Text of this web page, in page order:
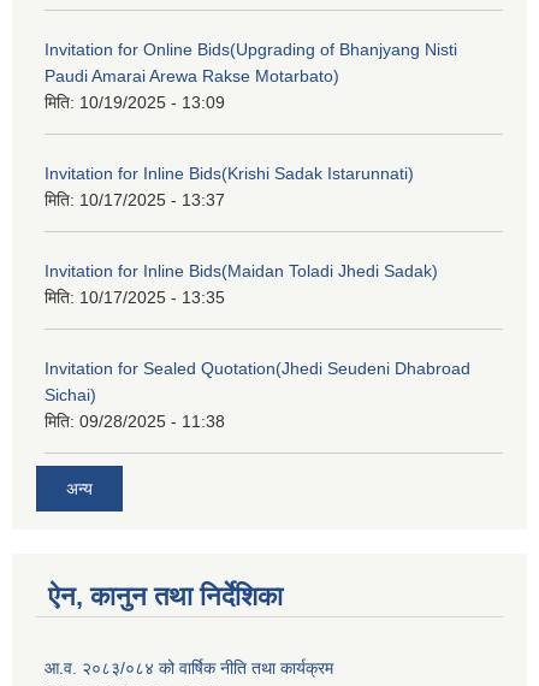
Invitation for Online Bids(Upgrading of Bhanjyang Nisti
Paudi Amarai Arewa Rakse Motarbato)
मिति: 10/19/2025 - 13:09
Invitation for Inline Bids(Krishi Sadak Istarunnati)
मिति: 10/17/2025 - 13:37
Invitation for Inline Bids(Maidan Toladi Jhedi Sadak)
मिति: 10/17/2025 - 13:35
Invitation for Sealed Quotation(Jhedi Seudeni Dhabroad
Sichai)
मिति: 09/28/2025 - 11:38
अन्य
ऐन, कानुन तथा निर्देशिका
आ.व. २०८३/०८४ को वार्षिक नीति तथा कार्यक्रम